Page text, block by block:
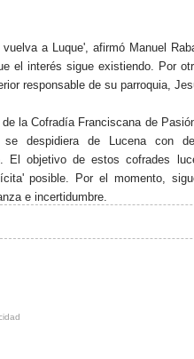
a Luque', afirmó Manuel
el interés sigue existiendo. Por
responsable de su parroquia,
la Cofradía Franciscana de
despidiera de Lucena con
El objetivo de estos cofrades
posible. Por el momento,
e incertidumbre.